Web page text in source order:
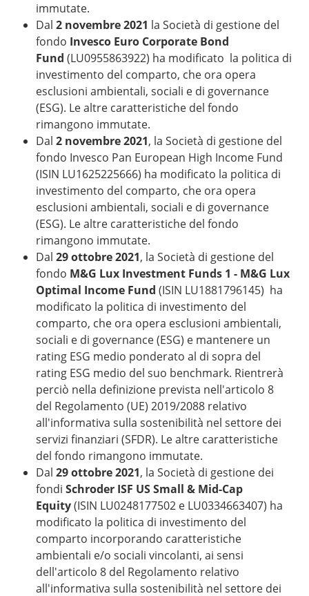
immutate.
Dal 2 novembre 2021 la Società di gestione del
fondo Invesco Euro Corporate Bond
Fund (LU0955863922) ha modificato la politica di
investimento del comparto, che ora opera
esclusioni ambientali, sociali e di governance
(ESG). Le altre caratteristiche del fondo
rimangono immutate.
Dal 2 novembre 2021, la Società di gestione del
fondo Invesco Pan European High Income Fund
(ISIN LU1625225666) ha modificato la politica di
investimento del comparto, che ora opera
esclusioni ambientali, sociali e di governance
(ESG). Le altre caratteristiche del fondo
rimangono immutate.
Dal 29 ottobre 2021, la Società di gestione del
fondo M&G Lux Investment Funds 1 - M&G Lux
Optimal Income Fund (ISIN LU1881796145) ha
modificato la politica di investimento del
comparto, che ora opera esclusioni ambientali,
sociali e di governance (ESG) e mantenere un
rating ESG medio ponderato al di sopra del
rating ESG medio del suo benchmark. Rientrerà
perciò nella definizione prevista nell'articolo 8
del Regolamento (UE) 2019/2088 relativo
all'informativa sulla sostenibilità nel settore dei
servizi finanziari (SFDR). Le altre caratteristiche
del fondo rimangono immutate.
Dal 29 ottobre 2021, la Società di gestione dei
fondi Schroder ISF US Small & Mid-Cap
Equity(ISIN LU0248177502 e LU0334663407) ha
modificato la politica di investimento del
comparto incorporando caratteristiche
ambientali e/o sociali vincolanti, ai sensi
dell'articolo 8 del Regolamento relativo
all'informativa sulla sostenibilità nel settore dei